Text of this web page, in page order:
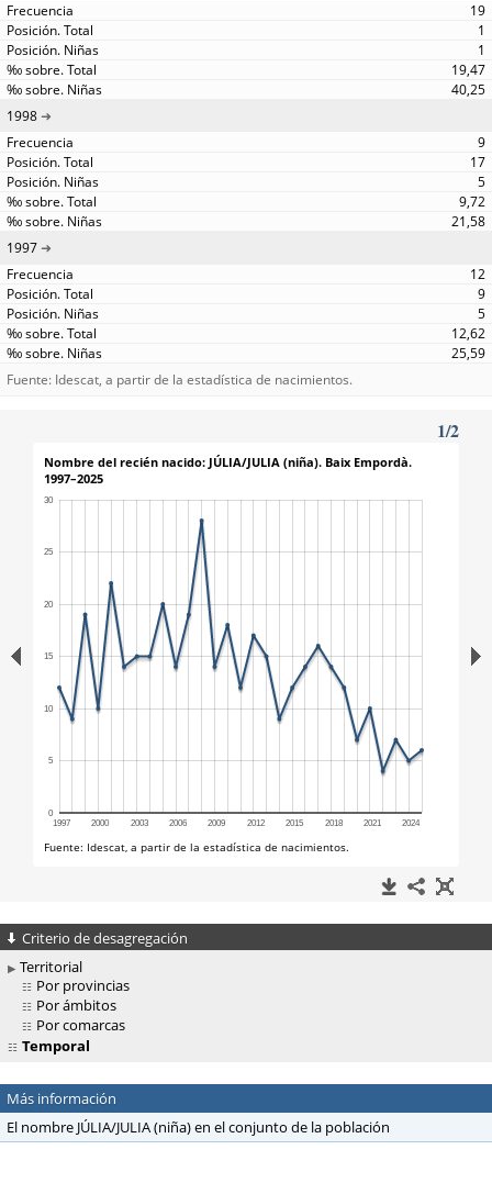
19
1
1
19,47
40,25
1998
9
17
5
9,72
21,58
1997
12
9
5
12,62
25,59
Fuente: Idescat, a partir de la estadística de nacimientos.
Criterio de desagregación
Territorial
Por provincias
Por ámbitos
Por comarcas
Temporal
Más información
El nombre JÚLIA/JULIA (niña) en el conjunto de la población